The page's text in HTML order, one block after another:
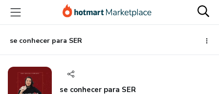
para
conteúdo
principal
para
pagamento
para
rodapé
se conhecer para SER
se conhecer para SER